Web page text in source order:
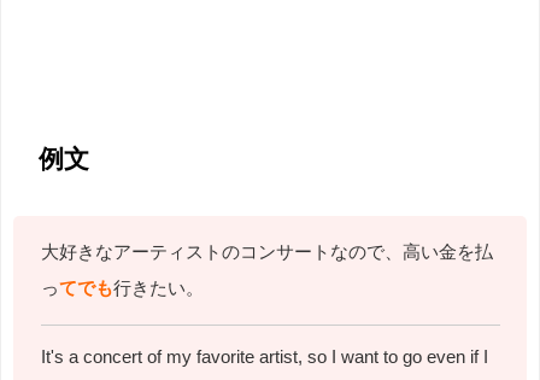
例文
大好きなアーティストのコンサートなので、高い金を払
ってでも行きたい。
It's a concert of my favorite artist, so I want to go even if I